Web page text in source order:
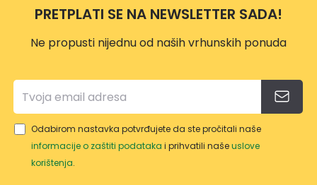
PRETPLATI SE NA NEWSLETTER SADA!
Ne propusti nijednu od naših vrhunskih ponuda
Odabirom nastavka potvrđujete da ste pročitali naše
informacije o zaštiti podataka i prihvatili našeuslove
korištenja.